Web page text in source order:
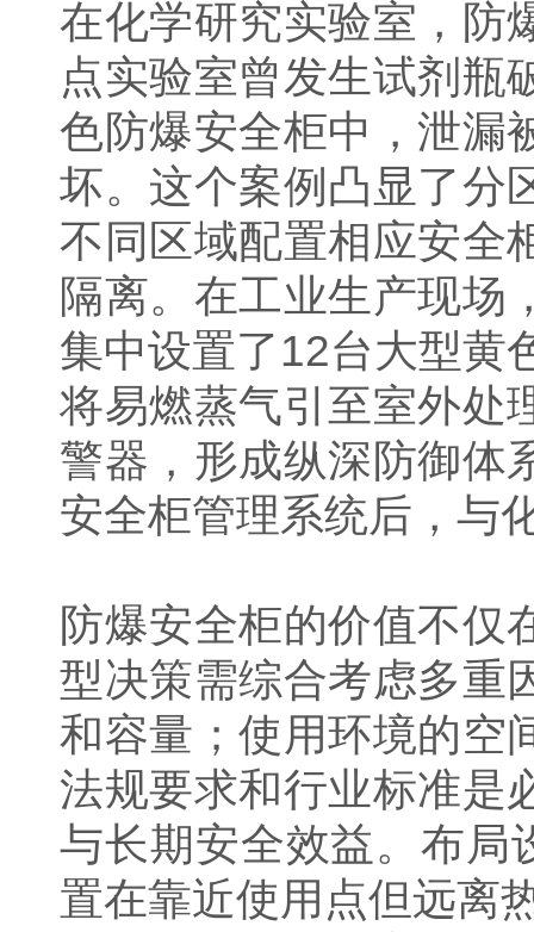
在化学研究实验室，防
点实验室曾发生试剂瓶
色防爆安全柜中，泄漏
坏。这个案例凸显了分
不同区域配置相应安全
隔离。在工业生产现场
集中设置了12台大型黄
将易燃蒸气引至室外处
警器，形成纵深防御体
安全柜管理系统后，与
防爆安全柜的价值不仅
型决策需综合考虑多重
和容量；使用环境的空
法规要求和行业标准是
与长期安全效益。布局
置在靠近使用点但远离